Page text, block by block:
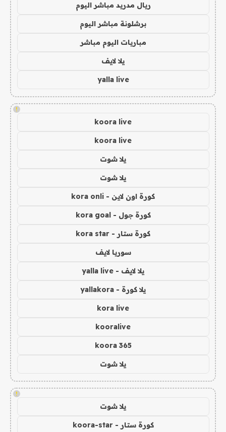
ريال مدريد مباشر اليوم
برشلونة مباشر اليوم
مباريات اليوم مباشر
يلا لايف
yalla live
!
koora live
koora live
يلا شوت
يلا شوت
كورة اون لاين - kora onli
كورة جول - kora goal
كورة ستار - kora star
سوريا لايف
يلا لايف - yalla live
يلا كورة - yallakora
kora live
kooralive
koora 365
يلا شوت
!
يلا شوت
كورة ستار - koora-star